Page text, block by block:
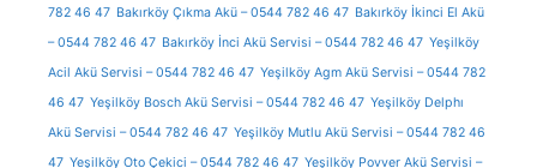
782 46 47 Bakırköy Çıkma Akü – 0544 782 46 47 Bakırköy İkinci El Akü
– 0544 782 46 47 Bakırköy İnci Akü Servisi – 0544 782 46 47 Yeşilköy
Acil Akü Servisi – 0544 782 46 47 Yeşilköy Agm Akü Servisi – 0544 782
46 47 Yeşilköy Bosch Akü Servisi – 0544 782 46 47 Yeşilköy Delphı
Akü Servisi – 0544 782 46 47 Yeşilköy Mutlu Akü Servisi – 0544 782 46
47 Yeşilköy Oto Çekici – 0544 782 46 47 Yeşilköy Povver Akü Servisi –